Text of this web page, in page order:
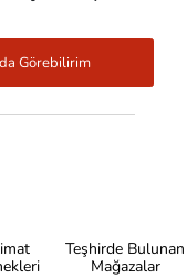
Görebilirim
Teşhirde Bulunan
Mağazalar